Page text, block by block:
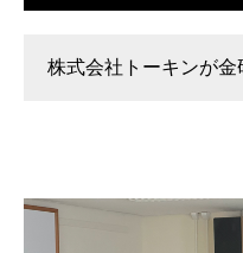
株式会社トーキンが金